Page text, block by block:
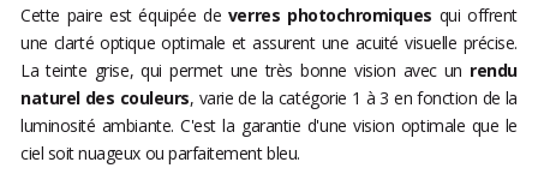
Cette paire est équipée de verres photochromiques qui offrent
une clarté optique optimale et assurent une acuité visuelle précise.
La teinte grise, qui permet une très bonne vision avec un rendu
naturel des couleurs, varie de la catégorie 1 à 3 en fonction de la
luminosité ambiante. C'est la garantie d'une vision optimale que le
ciel soit nuageux ou parfaitement bleu.